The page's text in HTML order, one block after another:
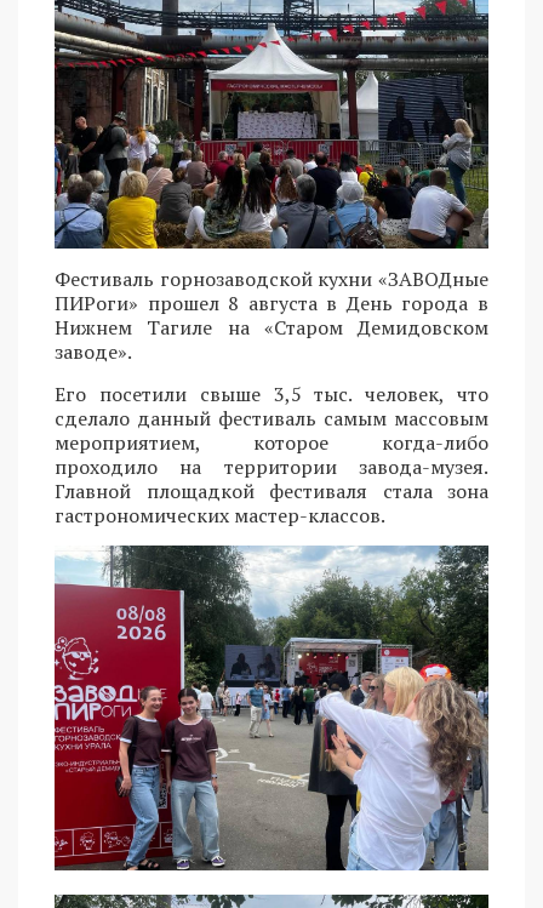
Фестиваль горнозаводской кухни «ЗАВОДные
ПИРоги» прошел 8 августа в День города в
Нижнем Тагиле на «Старом Демидовском
заводе».
Его посетили свыше 3,5 тыс. человек, что
сделало данный фестиваль самым массовым
мероприятием, которое когда-либо
проходило на территории завода-музея.
Главной площадкой фестиваля стала зона
гастрономических мастер-классов.